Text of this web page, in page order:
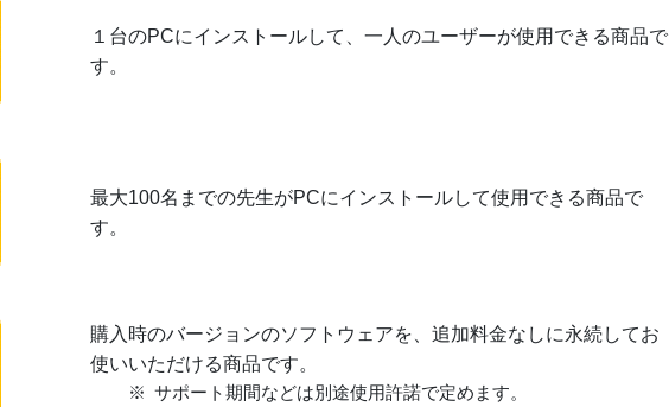
１台のPCにインストールして、一人のユーザーが使用できる商品で
す。
最大100名までの先生がPCにインストールして使用できる商品で
す。
購入時のバージョンのソフトウェアを、追加料金なしに永続してお
使いいただける商品です。
サポート期間などは別途使用許諾で定めます。